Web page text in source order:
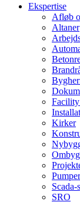
Ekspertise
Afløb
Altaner
Kirker
Scada-
SRO